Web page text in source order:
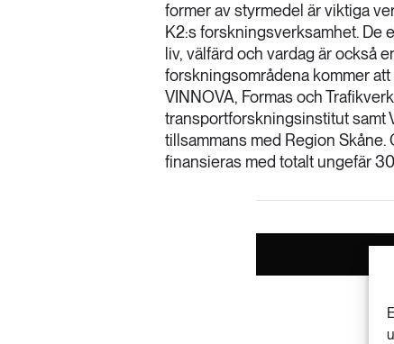
former av styrmedel är viktiga
K2:s forskningsverksamhet. De
liv, välfärd och vardag är också
forskningsområdena kommer
VINNOVA, Formas och
transportforskningsinstitut samt
tillsammans med Region
finansieras med totalt ungefär